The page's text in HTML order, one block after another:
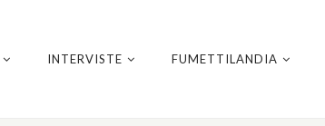
INTERVISTE FUMETTILANDIA